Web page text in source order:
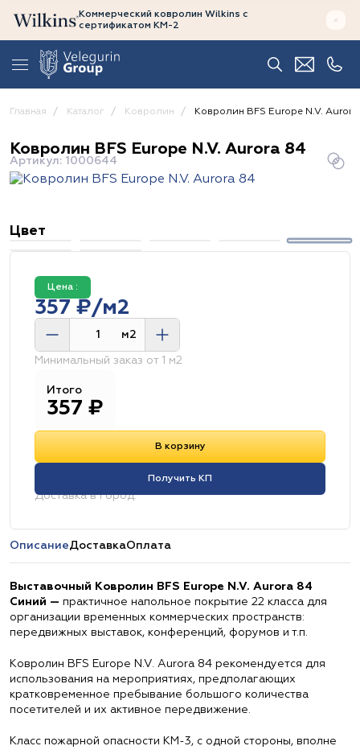
Коммерческий ковролин Wilkins с
сертификатом КМ-2
Главная Каталог Ковролин Ковролин BFS Europe N.V. Aurora
Ковролин BFS Europe N.V. Aurora 84
Артикул: 1000644
Цвет
Цена :
357 ₽/м2
м2
Минимальный заказ от 1 м2
Итого
357 ₽
В корзину
Получить КП
Доставка в город:
ОписаниеДоставкаОплата
Выставочный Ковролин BFS Europe N.V. Aurora 84
Синий — практичное напольное покрытие 22 класса для
организации временных коммерческих пространств:
передвижных выставок, конференций, форумов и т.п.
Ковролин BFS Europe N.V. Aurora 84 рекомендуется для
использования на мероприятиях, предполагающих
кратковременное пребывание большого количества
посетителей и их активное передвижение.
Класс пожарной опасности КМ-3, с одной стороны, вполне